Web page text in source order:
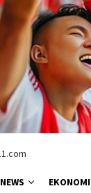
NEWS EKONOMI